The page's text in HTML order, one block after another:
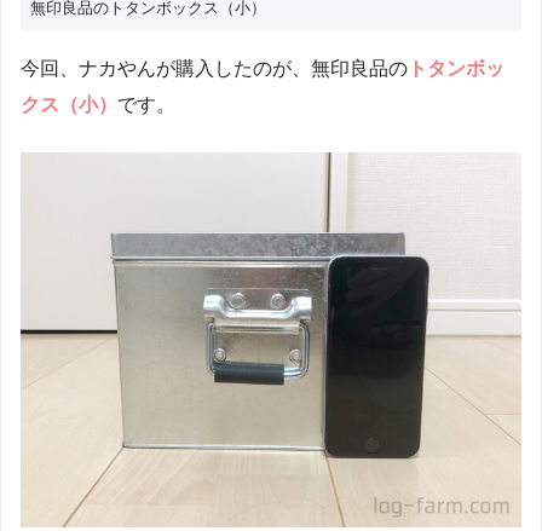
無印良品のトタンボックス（小）
今回、ナカやんが購入したのが、無印良品の トタンボッ
クス（小） です。